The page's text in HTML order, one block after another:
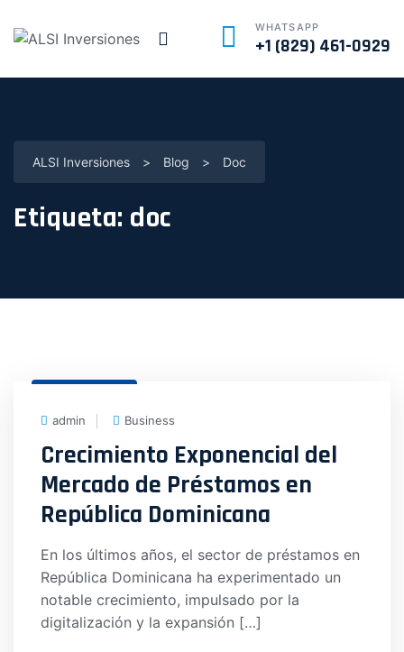
WHATSAPP
+1 (829) 461-0929
ALSI Inversiones > Blog > Doc
Etiqueta: doc
admin
Business
Crecimiento Exponencial del
Mercado de Préstamos en
República Dominicana
En los últimos años, el sector de préstamos en
República Dominicana ha experimentado un
notable crecimiento, impulsado por la
digitalización y la expansión […]